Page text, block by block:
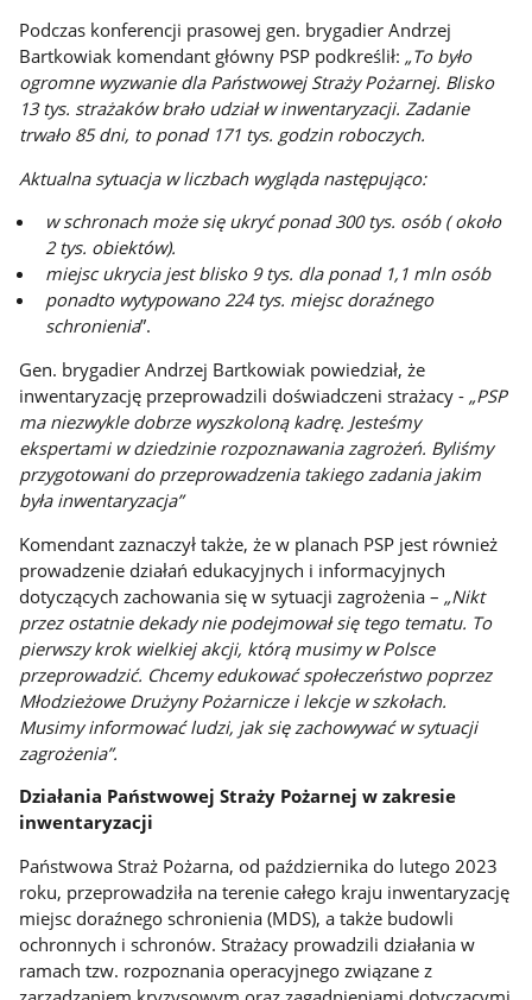
Podczas konferencji prasowej gen. brygadier Andrzej
Bartkowiak komendant główny PSP podkreślił: „To było
ogromne wyzwanie dla Państwowej Straży Pożarnej. Blisko
13 tys. strażaków brało udział w inwentaryzacji. Zadanie
trwało 85 dni, to ponad 171 tys. godzin roboczych.
Aktualna sytuacja w liczbach wygląda następująco:
w schronach może się ukryć ponad 300 tys. osób ( około
2 tys. obiektów).
miejsc ukrycia jest blisko 9 tys. dla ponad 1,1 mln osób
ponadto wytypowano 224 tys. miejsc doraźnego
schronienia”.
Gen. brygadier Andrzej Bartkowiak powiedział, że
inwentaryzację przeprowadzili doświadczeni strażacy -„PSP
ma niezwykle dobrze wyszkoloną kadrę. Jesteśmy
ekspertami w dziedzinie rozpoznawania zagrożeń. Byliśmy
przygotowani do przeprowadzenia takiego zadania jakim
była inwentaryzacja”
Komendant zaznaczył także, że w planach PSP jest również
prowadzenie działań edukacyjnych i informacyjnych
dotyczących zachowania się w sytuacji zagrożenia – „Nikt
przez ostatnie dekady nie podejmował się tego tematu. To
pierwszy krok wielkiej akcji, którą musimy w Polsce
przeprowadzić. Chcemy edukować społeczeństwo poprzez
Młodzieżowe Drużyny Pożarnicze i lekcje w szkołach.
Musimy informować ludzi, jak się zachowywać w sytuacji
zagrożenia”.
Działania Państwowej Straży Pożarnej w zakresie
inwentaryzacji
Państwowa Straż Pożarna, od października do lutego 2023
roku, przeprowadziła na terenie całego kraju inwentaryzację
miejsc doraźnego schronienia (MDS), a także budowli
ochronnych i schronów. Strażacy prowadzili działania w
ramach tzw. rozpoznania operacyjnego związane z